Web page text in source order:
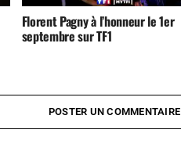
Florent Pagny à l’honneur le 1er
septembre sur TF1
POSTER UN COMMENTAIRE